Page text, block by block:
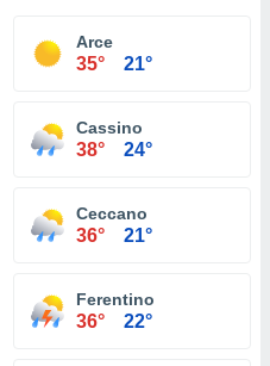
Arce
35° 21°
Cassino
38° 24°
Ceccano
36° 21°
Ferentino
36° 22°